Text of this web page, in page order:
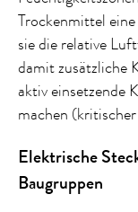
Trockenmittel
sie die relative
damit zusätzliche
aktiv einsetzende
machen
Elektrische
Baugruppen